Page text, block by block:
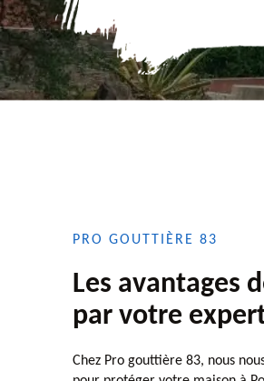
PRO GOUTTIÈRE 83
Les avantages
par votre
Chez Pro gouttière 83, nous